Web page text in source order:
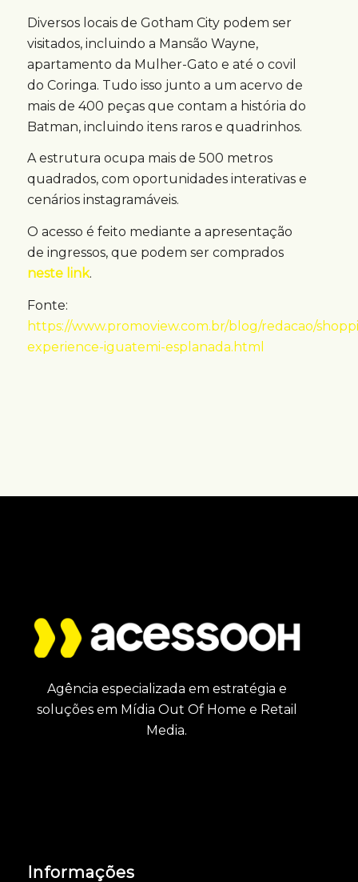
Diversos locais de Gotham City podem ser
visitados, incluindo a Mansão Wayne,
apartamento da Mulher-Gato e até o covil
do Coringa. Tudo isso junto a um acervo de
mais de 400 peças que contam a história do
Batman, incluindo itens raros e quadrinhos.
A estrutura ocupa mais de 500 metros
quadrados, com oportunidades interativas e
cenários instagramáveis.
O acesso é feito mediante a apresentação
de ingressos, que podem ser comprados
neste link.
Fonte:
https://www.promoview.com.br/blog/redacao/
experience-iguatemi-esplanada.html
Agência especializada em estratégia e
soluções em Mídia Out Of Home e Retail
Media.
Informações